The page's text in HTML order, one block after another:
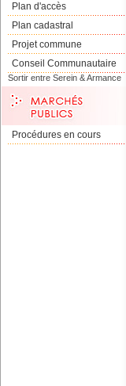
Plan d'accès
Plan cadastral
Projet commune
Conseil Communautaire
Sortir entre Serein & Armance
Procédures en cours